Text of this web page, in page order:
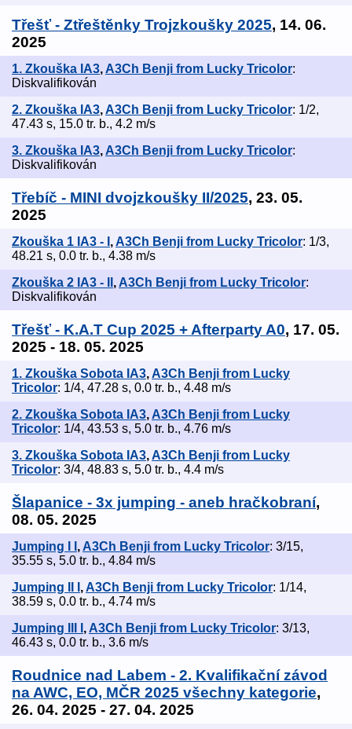
Třešť - Ztřeštěnky Trojzkoušky 2025, 14. 06.
2025
1. Zkouška IA3, A3Ch Benji from Lucky Tricolor:
Diskvalifikován
2. Zkouška IA3,A3Ch Benji from Lucky Tricolor: 1/2,
47.43 s, 15.0 tr. b., 4.2 m/s
3. Zkouška IA3, A3Ch Benji from Lucky Tricolor:
Diskvalifikován
Třebíč - MINI dvojzkoušky II/2025, 23. 05.
2025
Zkouška 1 IA3 - I ,A3Ch Benji from Lucky Tricolor: 1/3,
48.21 s, 0.0 tr. b., 4.38 m/s
Zkouška 2 IA3 - II , A3Ch Benji from Lucky Tricolor:
Diskvalifikován
Třešť - K.A.T Cup 2025 + Afterparty A0, 17. 05.
2025 - 18. 05. 2025
1. Zkouška Sobota IA3,A3Ch Benji from Lucky
Tricolor: 1/4, 47.28 s, 0.0 tr. b., 4.48 m/s
2. Zkouška Sobota IA3, A3Ch Benji from Lucky
Tricolor: 1/4, 43.53 s, 5.0 tr. b., 4.76 m/s
3. Zkouška Sobota IA3,A3Ch Benji from Lucky
Tricolor: 3/4, 48.83 s, 5.0 tr. b., 4.4 m/s
Šlapanice - 3x jumping - aneb hračkobraní,
08. 05. 2025
Jumping I I , A3Ch Benji from Lucky Tricolor: 3/15,
35.55 s, 5.0 tr. b., 4.84 m/s
Jumping II I ,A3Ch Benji from Lucky Tricolor: 1/14,
38.59 s, 0.0 tr. b., 4.74 m/s
Jumping III I , A3Ch Benji from Lucky Tricolor: 3/13,
46.43 s, 0.0 tr. b., 3.6 m/s
Roudnice nad Labem - 2. Kvalifikační závod
na AWC, EO, MČR 2025 všechny kategorie,
26. 04. 2025 - 27. 04. 2025